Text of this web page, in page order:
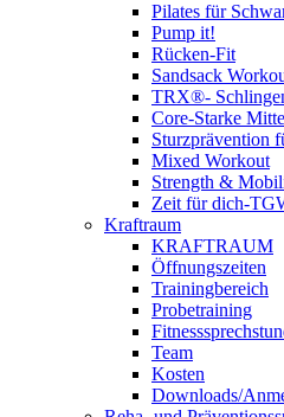
Pilates für
Pump it!
Rücken-Fit
Sandsack
TRX®-
Core-Starke Mitte
Sturzprävention
Mixed Workout
Strength &
Zeit für dich-
Kraftraum
KRAFTRAUM
Öffnungszeiten
Trainingbereich
Probetraining
Team
Kosten
Downloads/